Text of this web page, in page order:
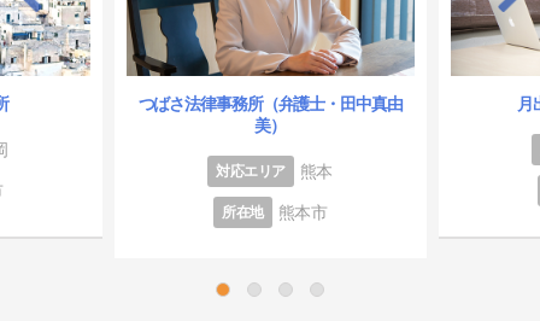
つばさ法律事務所（弁護士・田中真由
美）
対応エリア 熊本
所在地 熊本市
月